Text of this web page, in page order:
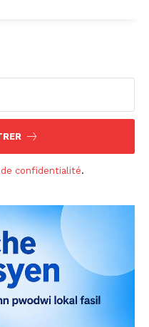
confidentialité.